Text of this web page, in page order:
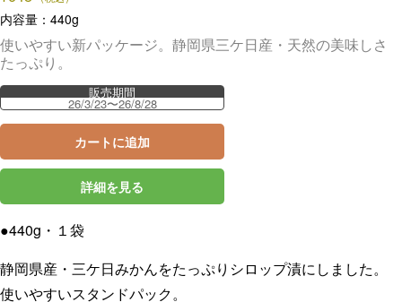
内容量：440g
使いやすい新パッケージ。静岡県三ケ日産・天然の美味しさ
たっぷり。
販売期間
26/3/23〜26/8/28
カートに追加
詳細を見る
●440g・１袋
静岡県産・三ケ日みかんをたっぷりシロップ漬にしました。
使いやすいスタンドパック。